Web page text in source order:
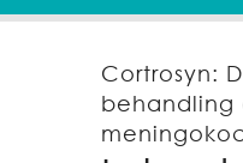
Cortrosyn:
behandling